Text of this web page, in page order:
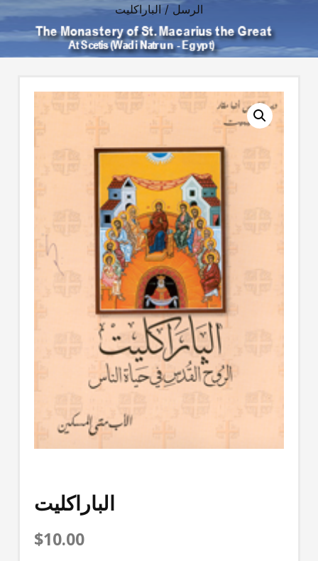
الرسل / الباراكليت
الباراكليت
$10.00